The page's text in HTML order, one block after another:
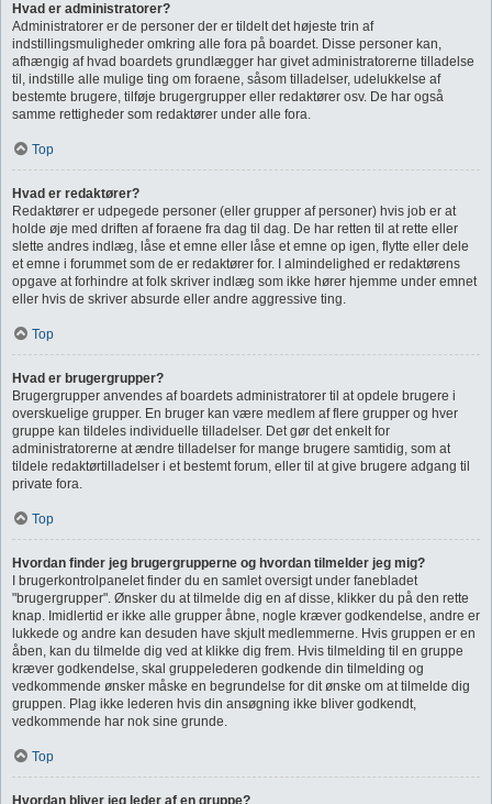
Hvad er administratorer?
Administratorer er de personer der er tildelt det højeste trin af
indstillingsmuligheder omkring alle fora på boardet. Disse personer kan,
afhængig af hvad boardets grundlægger har givet administratorerne tilladelse
til, indstille alle mulige ting om foraene, såsom tilladelser, udelukkelse af
bestemte brugere, tilføje brugergrupper eller redaktører osv. De har også
samme rettigheder som redaktører under alle fora.
Top
Hvad er redaktører?
Redaktører er udpegede personer (eller grupper af personer) hvis job er at
holde øje med driften af foraene fra dag til dag. De har retten til at rette eller
slette andres indlæg, låse et emne eller låse et emne op igen, flytte eller dele
et emne i forummet som de er redaktører for. I almindelighed er redaktørens
opgave at forhindre at folk skriver indlæg som ikke hører hjemme under emnet
eller hvis de skriver absurde eller andre aggressive ting.
Top
Hvad er brugergrupper?
Brugergrupper anvendes af boardets administratorer til at opdele brugere i
overskuelige grupper. En bruger kan være medlem af flere grupper og hver
gruppe kan tildeles individuelle tilladelser. Det gør det enkelt for
administratorerne at ændre tilladelser for mange brugere samtidig, som at
tildele redaktørtilladelser i et bestemt forum, eller til at give brugere adgang til
private fora.
Top
Hvordan finder jeg brugergrupperne og hvordan tilmelder jeg mig?
I brugerkontrolpanelet finder du en samlet oversigt under fanebladet
"brugergrupper". Ønsker du at tilmelde dig en af disse, klikker du på den rette
knap. Imidlertid er ikke alle grupper åbne, nogle kræver godkendelse, andre er
lukkede og andre kan desuden have skjult medlemmerne. Hvis gruppen er en
åben, kan du tilmelde dig ved at klikke dig frem. Hvis tilmelding til en gruppe
kræver godkendelse, skal gruppelederen godkende din tilmelding og
vedkommende ønsker måske en begrundelse for dit ønske om at tilmelde dig
gruppen. Plag ikke lederen hvis din ansøgning ikke bliver godkendt,
vedkommende har nok sine grunde.
Top
Hvordan bliver jeg leder af en gruppe?